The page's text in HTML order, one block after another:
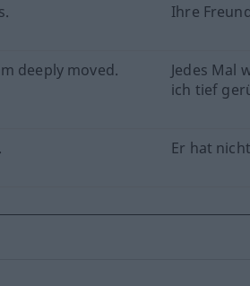
Ihre
deeply moved.
Jedes Mal
ich tief
Er hat